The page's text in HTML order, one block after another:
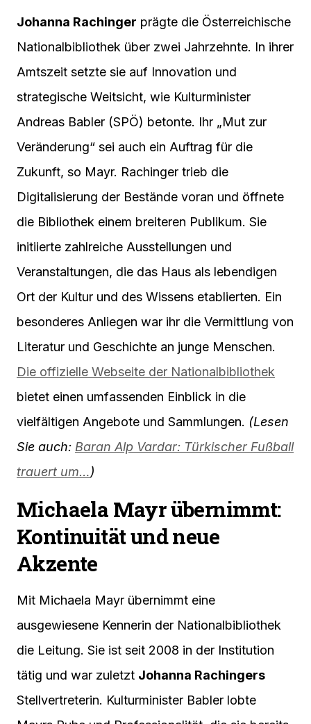
Johanna Rachinger prägte die Österreichische
Nationalbibliothek über zwei Jahrzehnte. In ihrer
Amtszeit setzte sie auf Innovation und
strategische Weitsicht, wie Kulturminister
Andreas Babler (SPÖ) betonte. Ihr „Mut zur
Veränderung“ sei auch ein Auftrag für die
Zukunft, so Mayr. Rachinger trieb die
Digitalisierung der Bestände voran und öffnete
die Bibliothek einem breiteren Publikum. Sie
initiierte zahlreiche Ausstellungen und
Veranstaltungen, die das Haus als lebendigen
Ort der Kultur und des Wissens etablierten. Ein
besonderes Anliegen war ihr die Vermittlung von
Literatur und Geschichte an junge Menschen.
Die offizielle Webseite der Nationalbibliothek
bietet einen umfassenden Einblick in die
vielfältigen Angebote und Sammlungen. (Lesen
Sie auch: Baran Alp Vardar: Türkischer Fußball
trauert um…)
Michaela Mayr übernimmt:
Kontinuität und neue
Akzente
Mit Michaela Mayr übernimmt eine
ausgewiesene Kennerin der Nationalbibliothek
die Leitung. Sie ist seit 2008 in der Institution
tätig und war zuletzt Johanna Rachingers
Stellvertreterin. Kulturminister Babler lobte